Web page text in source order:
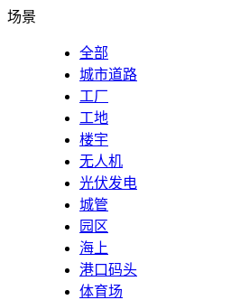
场景
全部
城市道路
工厂
工地
楼宇
无人机
光伏发电
城管
园区
海上
港口码头
体育场